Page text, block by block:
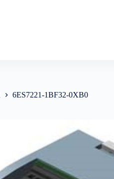
6ES7221-1BF32-0XB0